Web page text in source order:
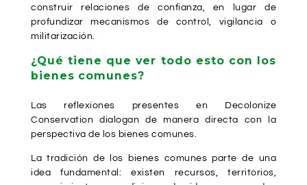
construir relaciones de confianza, en lugar de
profundizar mecanismos de control, vigilancia o
militarización.
¿Qué tiene que ver todo esto con los
bienes comunes?
Las reflexiones presentes en Decolonize
Conservation dialogan de manera directa con la
perspectiva de los bienes comunes.
La tradición de los bienes comunes parte de una
idea fundamental: existen recursos, territorios,